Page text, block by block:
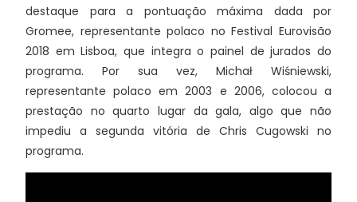
destaque para a pontuação máxima dada por
Gromee, representante polaco no Festival Eurovisão
2018 em Lisboa, que integra o painel de jurados do
programa. Por sua vez, Michał Wiśniewski,
representante polaco em 2003 e 2006, colocou a
prestação no quarto lugar da gala, algo que não
impediu a segunda vitória de Chris Cugowski no
programa.